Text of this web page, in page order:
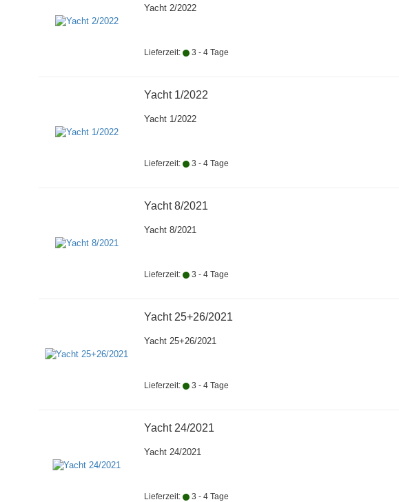
Yacht 2/2022
Lieferzeit: 3 - 4 Tage
Yacht 1/2022
Yacht 1/2022
Lieferzeit: 3 - 4 Tage
Yacht 8/2021
Yacht 8/2021
Lieferzeit: 3 - 4 Tage
Yacht 25+26/2021
Yacht 25+26/2021
Lieferzeit: 3 - 4 Tage
Yacht 24/2021
Yacht 24/2021
Lieferzeit: 3 - 4 Tage